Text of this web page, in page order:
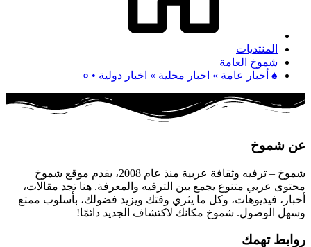
المنتديات
شموخ العامة
♠ أخبار عامة » اخبار محلية » اخبار دولية • ०
عن شموخ
شموخ – ترفيه وثقافة عربية منذ عام 2008، يقدم موقع شموخ
محتوى عربي متنوع يجمع بين الترفيه والمعرفة. هنا تجد مقالات،
أخبار، فيديوهات، وكل ما يثري وقتك ويزيد فضولك، بأسلوب ممتع
وسهل الوصول. شموخ مكانك لاكتشاف الجديد دائمًا!
روابط تهمك